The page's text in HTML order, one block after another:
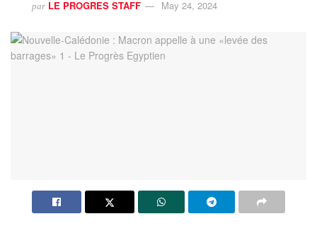
par LE PROGRES STAFF May 24, 2024